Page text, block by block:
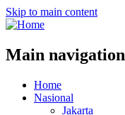
Skip to main content
Main navigation
Home
Nasional
Jakarta